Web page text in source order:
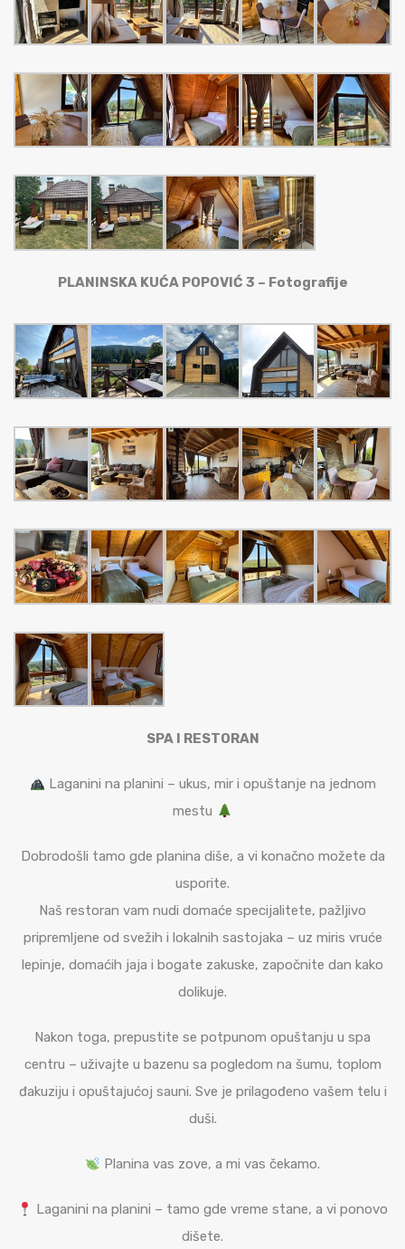
PLANINSKA KUĆA POPOVIĆ 3 – Fotografije
SPA I RESTORAN
Laganini na planini – ukus, mir i opuštanje na jednom
mestu
Dobrodošli tamo gde planina diše, a vi konačno možete da
usporite.
Naš restoran vam nudi domaće specijalitete, pažljivo
pripremljene od svežih i lokalnih sastojaka – uz miris vruće
lepinje, domaćih jaja i bogate zakuske, započnite dan kako
dolikuje.
Nakon toga, prepustite se potpunom opuštanju u spa
centru – uživajte u bazenu sa pogledom na šumu, toplom
đakuziju i opuštajućoj sauni. Sve je prilagođeno vašem telu i
duši.
Planina vas zove, a mi vas čekamo.
Laganini na planini – tamo gde vreme stane, a vi ponovo
dišete.